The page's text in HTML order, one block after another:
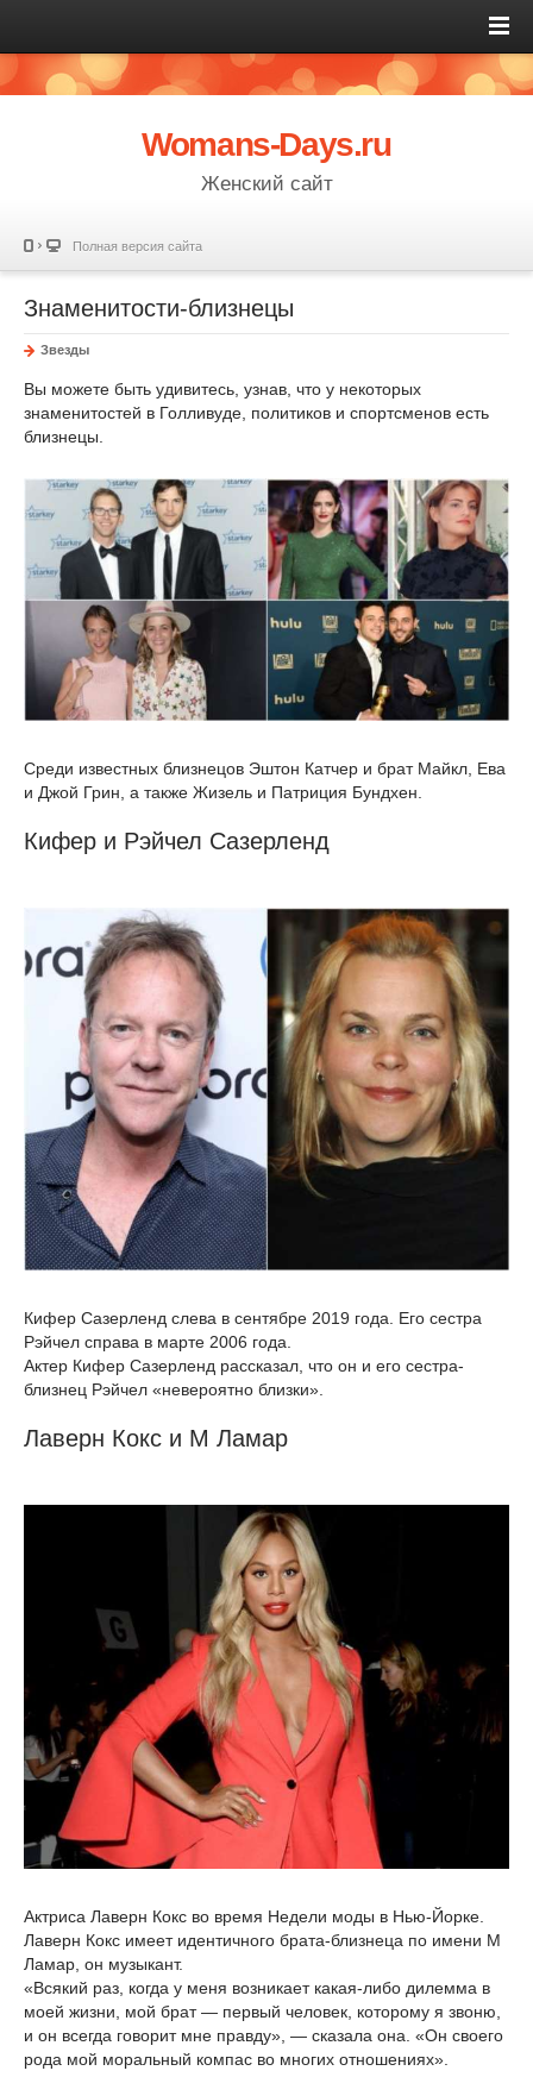
Womans-Days.ru
Женский сайт
Полная версия сайта
Знаменитости-близнецы
Звезды
Вы можете быть удивитесь, узнав, что у некоторых
знаменитостей в Голливуде, политиков и спортсменов есть
близнецы.
Среди известных близнецов Эштон Катчер и брат Майкл, Ева
и Джой Грин, а также Жизель и Патриция Бундхен.
Кифер и Рэйчел Сазерленд
Кифер Сазерленд слева в сентябре 2019 года. Его сестра
Рэйчел справа в марте 2006 года.
Актер Кифер Сазерленд рассказал, что он и его сестра-
близнец Рэйчел «невероятно близки».
Лаверн Кокс и М Ламар
Актриса Лаверн Кокс во время Недели моды в Нью-Йорке.
Лаверн Кокс имеет идентичного брата-близнеца по имени М
Ламар, он музыкант.
«Всякий раз, когда у меня возникает какая-либо дилемма в
моей жизни, мой брат — первый человек, которому я звоню,
и он всегда говорит мне правду», — сказала она. «Он своего
рода мой моральный компас во многих отношениях».